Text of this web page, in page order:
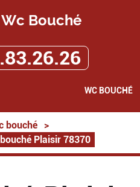
Wc Bouché
WC BOUCHÉ
bouché
>
Plaisir 78370